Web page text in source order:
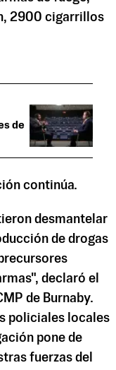
2900 cigarrillos
de
continúa.
desmantelar
de drogas
declaró el
de Burnaby.
policiales locales
pone de
fuerzas del